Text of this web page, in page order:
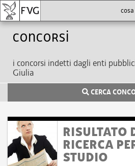
Concorsi
i concorsi indetti dagli enti
Giulia
CERCA
RISULTATO
RICERCA
STUDIO